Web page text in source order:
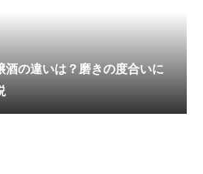
酒の違いは？磨きの度合いに